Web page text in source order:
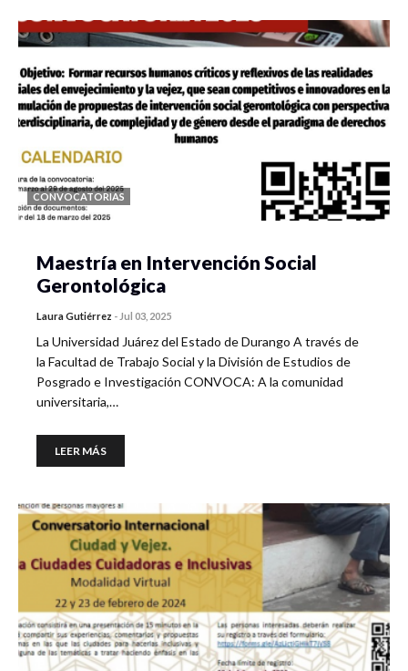
CONVOCATORIAS
Maestría en Intervención Social
Gerontológica
Laura Gutiérrez - Jul 03, 2025
La Universidad Juárez del Estado de Durango A través de
la Facultad de Trabajo Social y la División de Estudios de
Posgrado e Investigación CONVOCA: A la comunidad
universitaria,…
LEER MÁS